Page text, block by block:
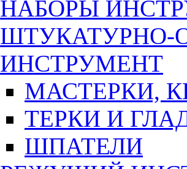
НАБОРЫ
ШТУКАТУРНО-
ИНСТРУМЕНТ
МАСТЕРКИ,
ТЕРКИ И
ШПАТЕЛИ